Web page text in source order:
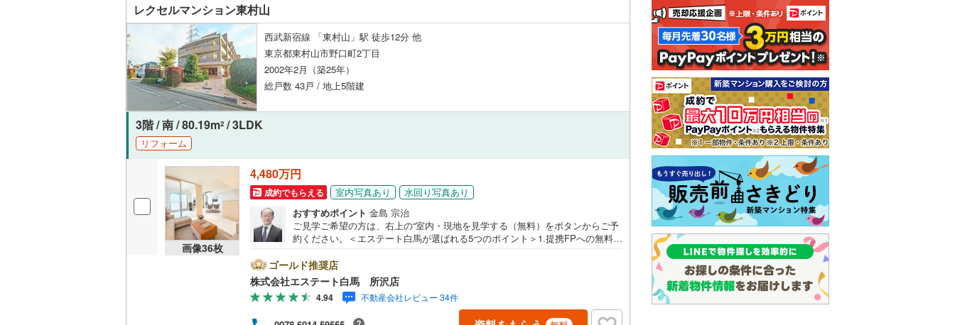
レクセルマンション東村山
西武新宿線 「東村山」駅 徒歩12分 他
東京都東村山市野口町2丁目
2002年2月（築25年）
総戸数 43戸 / 地上5階建
3階 / 南 / 80.19m2 / 3LDK
リフォーム
画像36枚
4,480万円
成約でもらえる 室内写真あり
水回り写真あり
おすすめポイント 金島 宗治
ご見学ご希望の方は、右上の“室内・現地を見学する（無料）をボタンからご予
約ください。＜エステート白馬が選ばれる5つのポイント＞1.提携FPへの無料個
す。ローン返済について保険や学費等も含めてシミュレーションをご提案でき
ます2.物件情報が豊富所沢市を中心にたくさんの情報をご用意しております。
インターネット広告前の物件も多数取り揃えております。お客様のご希望エリ
アをお申し付けください。3.自社グループでリフォーム、新築請負所沢店の3階
はリフォーム、注文建築部門の相談スペースです。一級建築士をはじめとした
ゴールド推奨店
株式会社エステート白馬 所沢店
4.94 不動産会社レビュー 34件